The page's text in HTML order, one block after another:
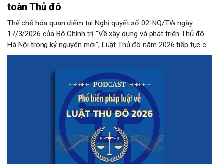
toàn Thủ đô
Thể chế hóa quan điểm tại Nghị quyết số 02-NQ/TW ngày
17/3/2026 của Bộ Chính trị "Về xây dựng và phát triển Thủ đô
Hà Nội trong kỷ nguyên mới", Luật Thủ đô năm 2026 tiếp tục có
những quy định đột phá, phân quyền mạnh mẽ cho Thủ đô